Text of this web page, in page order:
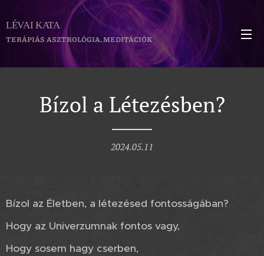
LÉVAI KATA
TERÁPIÁS ASZTROLÓGIA, MEDITÁCIÓK
Bízol a Létezésben?
2024.05.11
Bízol az Életben, a létezésed fontosságában?
Hogy az Univerzumnak fontos vagy,
Hogy sosem hagy cserben,